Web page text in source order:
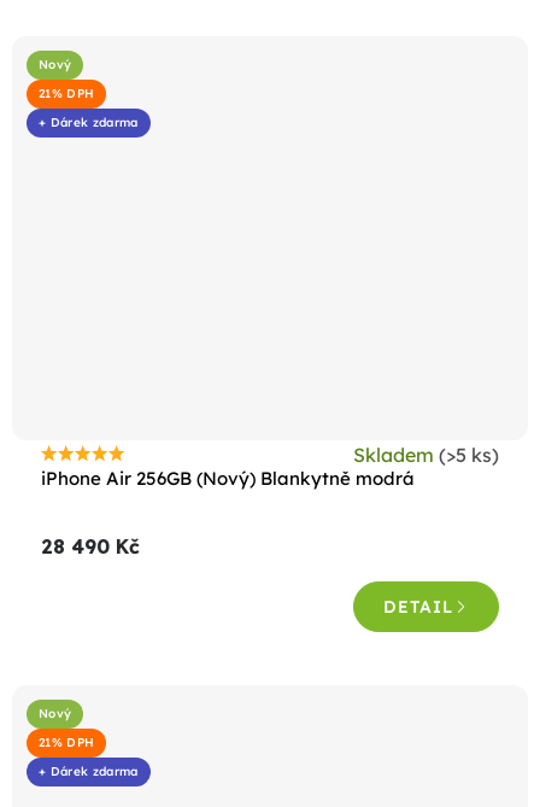
Nový
21% DPH
+ Dárek zdarma
iPhone Air 256GB (Nový) Blankytně modrá
Průměrné
je
Skladem (>5 ks)
28 490 Kč
DETAIL
Nový
21% DPH
+ Dárek zdarma